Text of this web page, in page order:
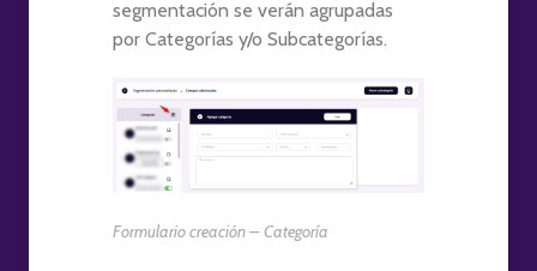
segmentación se verán agrupadas
por Categorías y/o Subcategorías.
Formulario creación – Categoría